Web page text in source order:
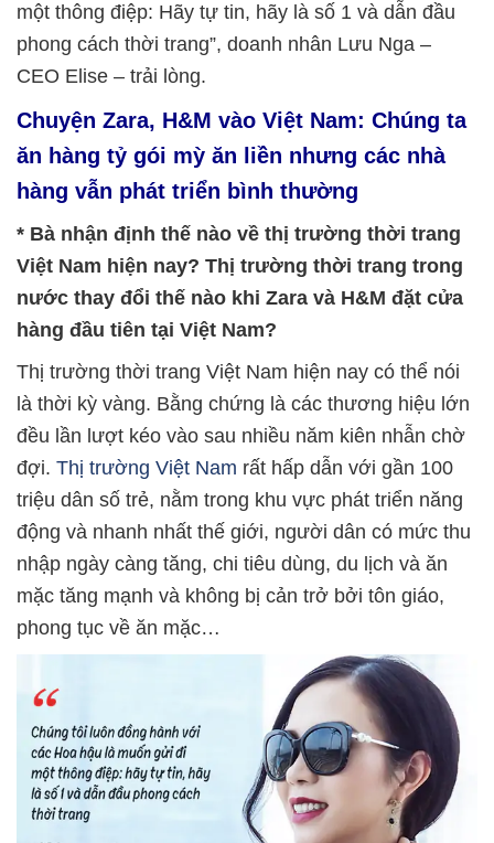
một thông điệp: Hãy tự tin, hãy là số 1 và dẫn đầu
phong cách thời trang”, doanh nhân Lưu Nga –
CEO Elise – trải lòng.
Chuyện Zara, H&M vào Việt Nam: Chúng ta
ăn hàng tỷ gói mỳ ăn liền nhưng các nhà
hàng vẫn phát triển bình thường
* Bà nhận định thế nào về thị trường thời trang
Việt Nam hiện nay? Thị trường thời trang trong
nước thay đổi thế nào khi Zara và H&M đặt cửa
hàng đầu tiên tại Việt Nam?
Thị trường thời trang Việt Nam hiện nay có thể nói
là thời kỳ vàng. Bằng chứng là các thương hiệu lớn
đều lần lượt kéo vào sau nhiều năm kiên nhẫn chờ
đợi. Thị trường Việt Nam rất hấp dẫn với gần 100
triệu dân số trẻ, nằm trong khu vực phát triển năng
động và nhanh nhất thế giới, người dân có mức thu
nhập ngày càng tăng, chi tiêu dùng, du lịch và ăn
mặc tăng mạnh và không bị cản trở bởi tôn giáo,
phong tục về ăn mặc…